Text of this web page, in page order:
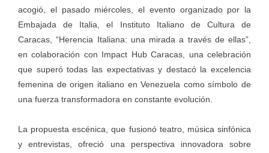
acogió, el pasado miércoles, el evento organizado por la
Embajada de Italia, el Instituto Italiano de Cultura de
Caracas, “Herencia Italiana: una mirada a través de ellas”,
en colaboración con Impact Hub Caracas, una celebración
que superó todas las expectativas y destacó la excelencia
femenina de origen italiano en Venezuela como símbolo de
una fuerza transformadora en constante evolución.
La propuesta escénica, que fusionó teatro, música sinfónica
y entrevistas, ofreció una perspectiva innovadora sobre